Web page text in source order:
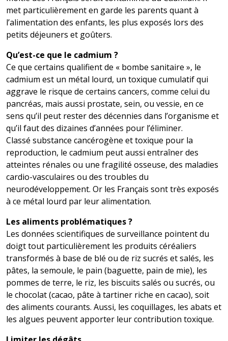
met particulièrement en garde les parents quant à
l’alimentation des enfants, les plus exposés lors des
petits déjeuners et goûters.
Qu’est-ce que le cadmium ?
Ce que certains qualifient de « bombe sanitaire », le
cadmium est un métal lourd, un toxique cumulatif qui
aggrave le risque de certains cancers, comme celui du
pancréas, mais aussi prostate, sein, ou vessie, en ce
sens qu’il peut rester des décennies dans l’organisme et
qu’il faut des dizaines d’années pour l’éliminer.
Classé substance cancérogène et toxique pour la
reproduction, le cadmium peut aussi entraîner des
atteintes rénales ou une fragilité osseuse, des maladies
cardio-vasculaires ou des troubles du
neurodéveloppement. Or les Français sont très exposés
à ce métal lourd par leur alimentation.
Les aliments problématiques ?
Les données scientifiques de surveillance pointent du
doigt tout particulièrement les produits céréaliers
transformés à base de blé ou de riz sucrés et salés, les
pâtes, la semoule, le pain (baguette, pain de mie), les
pommes de terre, le riz, les biscuits salés ou sucrés, ou
le chocolat (cacao, pâte à tartiner riche en cacao), soit
des aliments courants. Aussi, les coquillages, les abats et
les algues peuvent apporter leur contribution toxique.